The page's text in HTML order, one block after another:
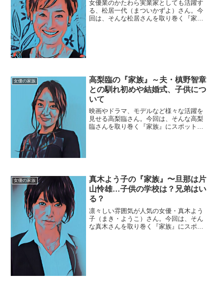
女優業のかたわら実業家としても活躍す
る、松居一代（まついかずよ）さん。今
回は、そんな松居さんを取り巻く『家
女優の家族
高梨臨の『家族』～夫・槙野智章
との馴れ初めや結婚式、子供につ
いて
映画やドラマ、モデルなど様々な活躍を
見せる高梨臨さん。今回は、そんな高梨
臨さんを取り巻く『家族』にスポットを
女優の家族
真木よう子の『家族』〜旦那は片
山怜雄…子供の学校は？兄弟はい
る？
凛々しい雰囲気が人気の女優・真木よう
子（まき・ようこ）さん。今回は、そん
な真木さんを取り巻く『家族』にスポッ